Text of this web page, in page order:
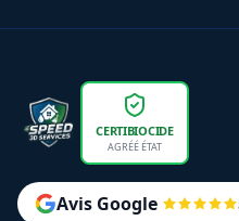
CERTIBIOCIDE
AGRÉÉ ÉTAT
Avis Google